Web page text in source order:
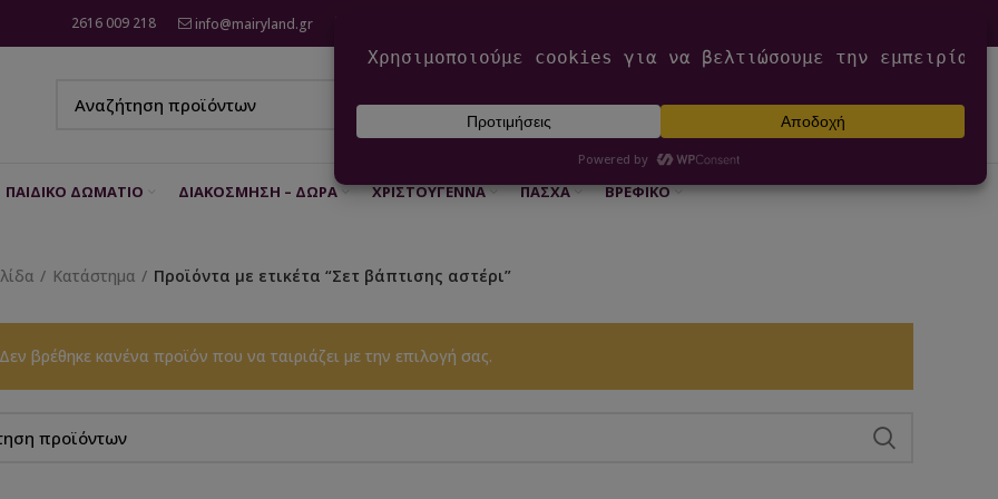
2616 009 218 info@mairyland.gr
ΕΊΣΟΔΟΣ / ΕΓΓΡΑΦΉ €0,00
ΠΑΙΔΙΚΌ ΔΩΜΆΤΙΟ ΔΙΑΚΌΣΜΗΣΗ – ΔΏΡΑ ΧΡΙΣΤΟΎΓΕΝΝΑ ΠΆΣΧΑ ΒΡΕΦΙΚΌ
Κατάστημα Προϊόντα με ετικέτα “Σετ βάπτισης αστέρι”
Δεν βρέθηκε κανένα προϊόν που να ταιριάζει με την επιλογή σας.